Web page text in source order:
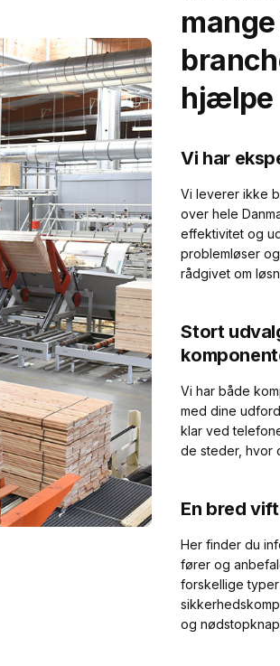
hjælpe
Vi har
Vi leverer ikke
over hele
effektivitet og
problemløser
rådgivet om
Stort
Vi har både
med dine
klar ved
de steder, hvor
En bred
Her finder du
fører og
forskellige
og